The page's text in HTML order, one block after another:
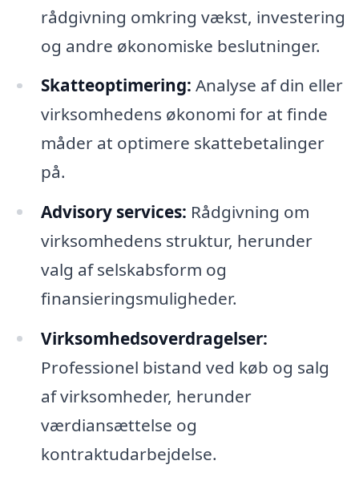
rådgivning omkring vækst, investering
og andre økonomiske beslutninger.
Skatteoptimering: Analyse af din eller
virksomhedens økonomi for at finde
måder at optimere skattebetalinger
på.
Advisory services: Rådgivning om
virksomhedens struktur, herunder
valg af selskabsform og
finansieringsmuligheder.
Virksomhedsoverdragelser:
Professionel bistand ved køb og salg
af virksomheder, herunder
værdiansættelse og
kontraktudarbejdelse.